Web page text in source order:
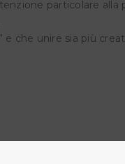
particolare
e che unire sia più